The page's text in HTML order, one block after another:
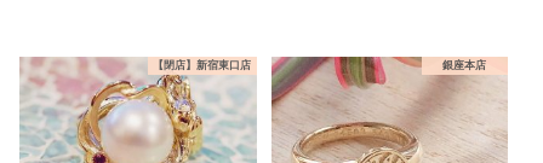
【閉店】新宿東口店 銀座本店